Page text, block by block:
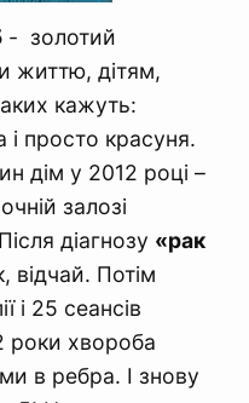
- золотий
життю, дітям,
кажуть:
і просто красуня.
дім у 2012 році –
залозі
діагнозу «рак
відчай. Потім
і 25 сеансів
роки хвороба
в ребра. І знову